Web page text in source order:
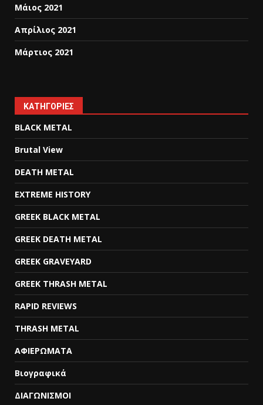
Μάιος 2021
Απρίλιος 2021
Μάρτιος 2021
KΑΤΗΓΟΡΊΕΣ
BLACK METAL
Brutal View
DEATH METAL
EXTREME HISTORY
GREEK BLACK METAL
GREEK DEATH METAL
GREEK GRAVEYARD
GREEK THRASH METAL
RAPID REVIEWS
THRASH METAL
ΑΦΙΕΡΩΜΑΤΑ
Βιογραφικά
ΔΙΑΓΩΝΙΣΜΟΙ